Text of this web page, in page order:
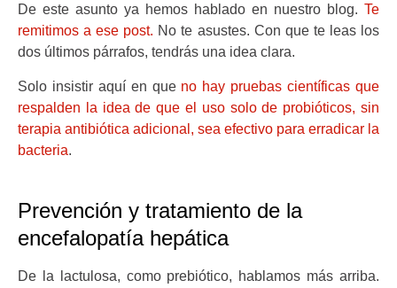
De este asunto ya hemos hablado en nuestro blog. Te
remitimos a ese post. No te asustes. Con que te leas los
dos últimos párrafos, tendrás una idea clara.
Solo insistir aquí en que no hay pruebas científicas que
respalden la idea de que el uso solo de probióticos, sin
terapia antibiótica adicional, sea efectivo para erradicar la
bacteria.
Prevención y tratamiento de la
encefalopatía hepática
De la lactulosa, como prebiótico, hablamos más arriba.